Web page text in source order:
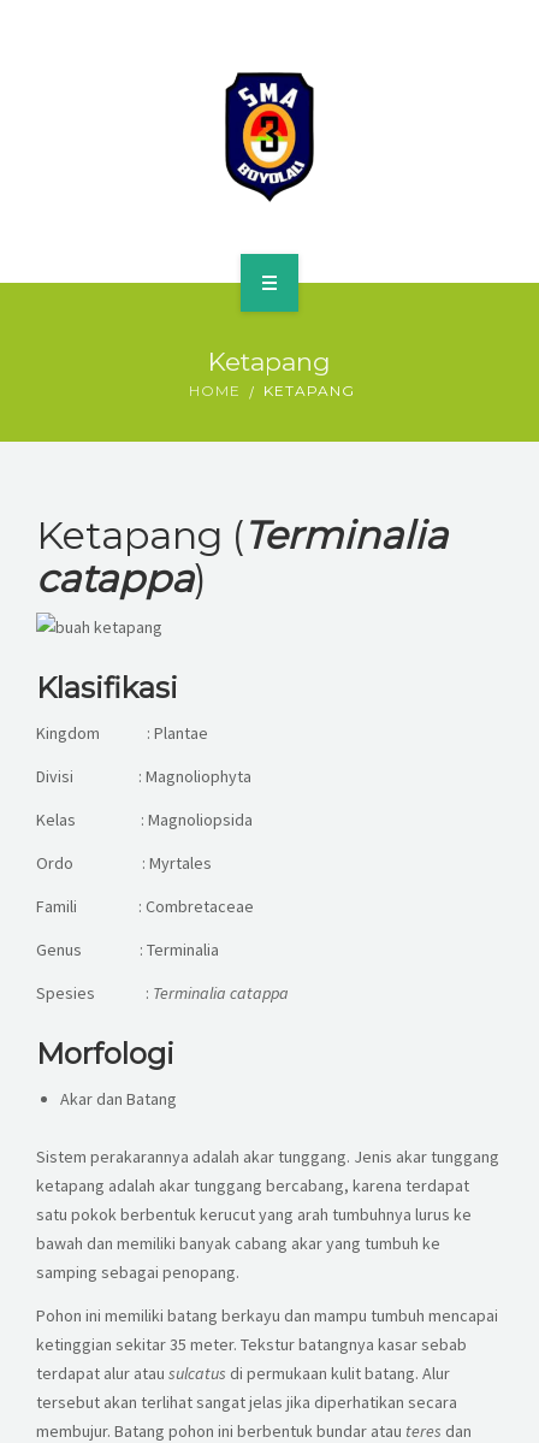
KESISWAAN
KEGIATAN
TAS
ALUMNI
Ketapang
HOME KETAPANG
Ketapang (Terminalia
catappa)
Klasifikasi
Kingdom : Plantae
Divisi : Magnoliophyta
Kelas : Magnoliopsida
Ordo : Myrtales
Famili : Combretaceae
Genus : Terminalia
Spesies : Terminalia catappa
Morfologi
Akar dan Batang
Sistem perakarannya adalah akar tunggang. Jenis akar tunggang
ketapang adalah akar tunggang bercabang, karena terdapat
satu pokok berbentuk kerucut yang arah tumbuhnya lurus ke
bawah dan memiliki banyak cabang akar yang tumbuh ke
samping sebagai penopang.
Pohon ini memiliki batang berkayu dan mampu tumbuh mencapai
ketinggian sekitar 35 meter. Tekstur batangnya kasar sebab
terdapat alur atau sulcatus di permukaan kulit batang. Alur
tersebut akan terlihat sangat jelas jika diperhatikan secara
membujur. Batang pohon ini berbentuk bundar atau teres dan